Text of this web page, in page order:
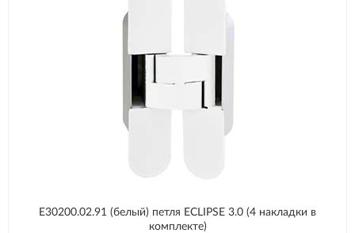
E30200.02.91 (белый) петля ECLIPSE 3.0 (4 накладки в
комплекте)